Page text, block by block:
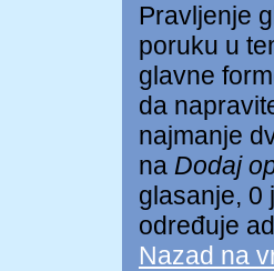
Pravljenje
poruku u
glavne
da
najmanje
na Dodaj
glasanje, 0
određuje
Nazad na